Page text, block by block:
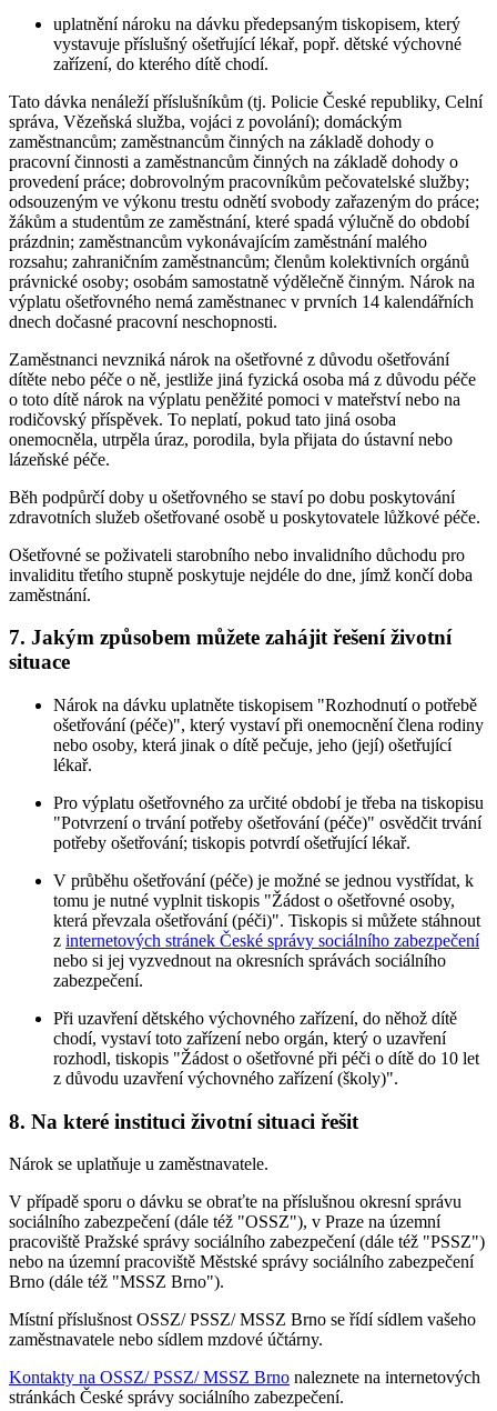
uplatnění nároku na dávku předepsaným tiskopisem, který
vystavuje příslušný ošetřující lékař, popř. dětské výchovné
zařízení, do kterého dítě chodí.
Tato dávka nenáleží příslušníkům (tj. Policie České republiky, Celní
správa, Vězeňská služba, vojáci z povolání); domáckým
zaměstnancům; zaměstnancům činných na základě dohody o
pracovní činnosti a zaměstnancům činných na základě dohody o
provedení práce; dobrovolným pracovníkům pečovatelské služby;
odsouzeným ve výkonu trestu odnětí svobody zařazeným do práce;
žákům a studentům ze zaměstnání, které spadá výlučně do období
prázdnin; zaměstnancům vykonávajícím zaměstnání malého
rozsahu; zahraničním zaměstnancům; členům kolektivních orgánů
právnické osoby; osobám samostatně výdělečně činným. Nárok na
výplatu ošetřovného nemá zaměstnanec v prvních 14 kalendářních
dnech dočasné pracovní neschopnosti.
Zaměstnanci nevzniká nárok na ošetřovné z důvodu ošetřování
dítěte nebo péče o ně, jestliže jiná fyzická osoba má z důvodu péče
o toto dítě nárok na výplatu peněžité pomoci v mateřství nebo na
rodičovský příspěvek. To neplatí, pokud tato jiná osoba
onemocněla, utrpěla úraz, porodila, byla přijata do ústavní nebo
lázeňské péče.
Běh podpůrčí doby u ošetřovného se staví po dobu poskytování
zdravotních služeb ošetřované osobě u poskytovatele lůžkové péče.
Ošetřovné se poživateli starobního nebo invalidního důchodu pro
invaliditu třetího stupně poskytuje nejdéle do dne, jímž končí doba
zaměstnání.
7. Jakým způsobem můžete zahájit řešení životní
situace
Nárok na dávku uplatněte tiskopisem "Rozhodnutí o potřebě
ošetřování (péče)", který vystaví při onemocnění člena rodiny
nebo osoby, která jinak o dítě pečuje, jeho (její) ošetřující
lékař.
Pro výplatu ošetřovného za určité období je třeba na tiskopisu
"Potvrzení o trvání potřeby ošetřování (péče)" osvědčit trvání
potřeby ošetřování; tiskopis potvrdí ošetřující lékař.
V průběhu ošetřování (péče) je možné se jednou vystřídat, k
tomu je nutné vyplnit tiskopis "Žádost o ošetřovné osoby,
která převzala ošetřování (péči)". Tiskopis si můžete stáhnout
z internetových stránek České správy sociálního zabezpečení
nebo si jej vyzvednout na okresních správách sociálního
zabezpečení.
Při uzavření dětského výchovného zařízení, do něhož dítě
chodí, vystaví toto zařízení nebo orgán, který o uzavření
rozhodl, tiskopis "Žádost o ošetřovné při péči o dítě do 10 let
z důvodu uzavření výchovného zařízení (školy)".
8. Na které instituci životní situaci řešit
Nárok se uplatňuje u zaměstnavatele.
V případě sporu o dávku se obraťte na příslušnou okresní správu
sociálního zabezpečení (dále též "OSSZ"), v Praze na územní
pracoviště Pražské správy sociálního zabezpečení (dále též "PSSZ")
nebo na územní pracoviště Městské správy sociálního zabezpečení
Brno (dále též "MSSZ Brno").
Místní příslušnost OSSZ/ PSSZ/ MSSZ Brno se řídí sídlem vašeho
zaměstnavatele nebo sídlem mzdové účtárny.
Kontakty na OSSZ/ PSSZ/ MSSZ Brno naleznete na internetových
stránkách České správy sociálního zabezpečení.